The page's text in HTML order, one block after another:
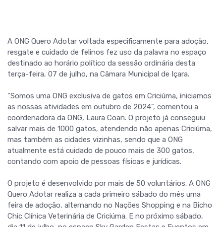
A ONG Quero Adotar voltada especificamente para adoção,
resgate e cuidado de felinos fez uso da palavra no espaço
destinado ao horário político da sessão ordinária desta
terça-feira, 07 de julho, na Câmara Municipal de Içara.
"Somos uma ONG exclusiva de gatos em Criciúma, iniciamos
as nossas atividades em outubro de 2024", comentou a
coordenadora da ONG, Laura Coan. O projeto já conseguiu
salvar mais de 1000 gatos, atendendo não apenas Criciúma,
mas também as cidades vizinhas, sendo que a ONG
atualmente está cuidado de pouco mais de 300 gatos,
contando com apoio de pessoas físicas e jurídicas.
O projeto é desenvolvido por mais de 50 voluntários. A ONG
Quero Adotar realiza a cada primeiro sábado do mês uma
feira de adoção, alternando no Nações Shopping e na Bicho
Chic Clínica Veterinária de Criciúma. E no próximo sábado,